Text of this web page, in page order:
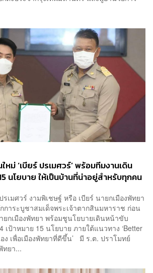
ม่ ‘เบียร์ ปรเมศวร์’ พร้อมทีมงานเดิน
นโยบาย ให้เป็นบ้านที่น่าอยู่สำหรับทุกคน
เมศวร์ งามพิเชษฐ์ หรือ เบียร์ นายกเมืองพัทยา
าระบูชาสมเด็จพระเจ้าตากสินมหาราช ก่อน
กเมืองพัทยา พร้อมชูนโยบายเดินหน้าขับ
เป้าหมาย 15 นโยบาย ภายใต้แนวทาง ‘Better
ง เพื่อเมืองพัทยาที่ดีขึ้น’ มี ร.ต. ปราโมทย์
ทยา...